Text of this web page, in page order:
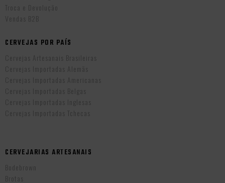
Troca e Devolução
Vendas B2B
CERVEJAS POR PAÍS
Cervejas Artesanais Brasileiras
Cervejas Importadas Alemãs
Cervejas Importadas Americanas
Cervejas Importadas Belgas
Cervejas Importadas Inglesas
Cervejas Importadas Tchecas
CERVEJARIAS ARTESANAIS
Bodebrown
Brotas